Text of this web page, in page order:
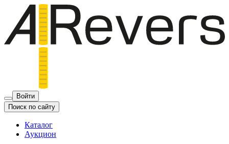
Войти
Поиск по сайту
Каталог
Аукцион